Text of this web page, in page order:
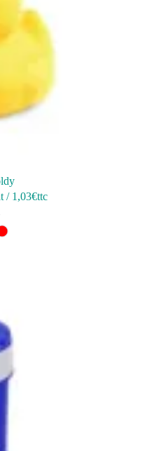
/ 1,03€ttc